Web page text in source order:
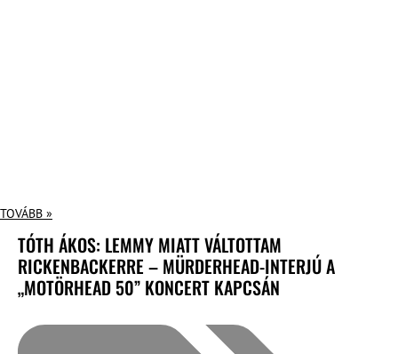
TOVÁBB »
TÓTH ÁKOS: LEMMY MIATT VÁLTOTTAM
RICKENBACKERRE – MÜRDERHEAD-INTERJÚ A
„MOTÖRHEAD 50” KONCERT KAPCSÁN